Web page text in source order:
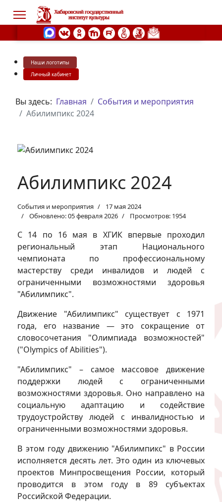
Наши логотипы
Личный кабинет
Вы здесь: Главная
События и мероприятия
Абилимпикс 2024
Абилимпикс 2024
События и мероприятия
17 мая 2024
Обновлено: 05 февраля 2026
Просмотров: 1954
С 14 по 16 мая в ХГИК впервые проходил
региональный этап Национального
чемпионата по профессиональному
мастерству среди инвалидов и людей с
ограниченными возможностями здоровья
"Абилимпикс".
Движение "Абилимпикс" существует с 1971
года, его название — это сокращение от
словосочетания "Олимпиада возможностей"
("Olympics of Abilities").
"Абилимпикс" – самое массовое движение
поддержки людей с ограниченными
возможностями здоровья. Оно направлено на
социальную адаптацию и содействие
трудоустройству людей с инвалидностью и
ограниченными возможностями здоровья.
В этом году движению "Абилимпикс" в России
исполняется десять лет. Это один из ключевых
проектов Минпросвещения России, который
проводится в этом году в 89 субъектах
Российской Федерации.